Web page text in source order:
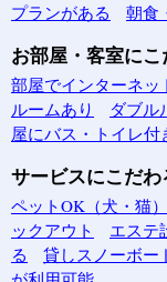
プランがある
朝食
お部屋・客室にこ
部屋でインターネッ
ルームあり
ダブル
屋にバス・トイレ付
サービスにこだわ
ペットOK（犬・猫）
ックアウト
エステ
る
貸しスノーボー